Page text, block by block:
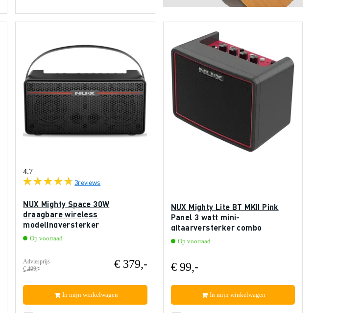
4.7
3reviews
NUX Mighty Space 30W
draagbare wireless
modelingversterker
Op voorraad
Adviesprijs
€ 499,-
€ 379,-
In mijn winkelwagen
NUX Mighty Lite BT MKII Pink
Panel 3 watt mini-
gitaarversterker combo
Op voorraad
€ 99,-
In mijn winkelwagen